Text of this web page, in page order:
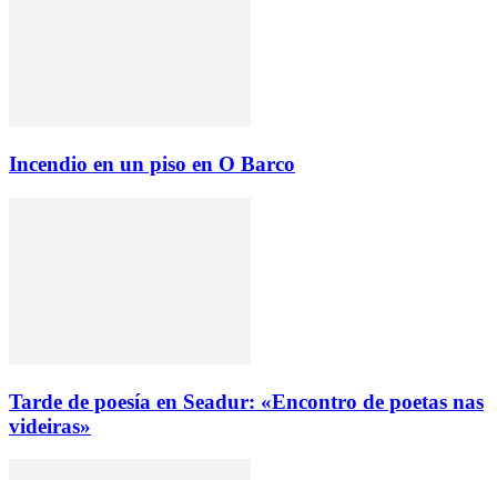
Incendio en un piso en O Barco
Tarde de poesía en Seadur: «Encontro de poetas nas
videiras»